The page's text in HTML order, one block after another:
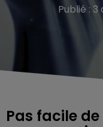
Publié : 3
Pas facile